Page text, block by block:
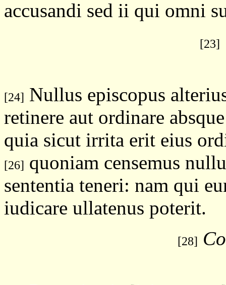
accusandi sed ii qui omni
[23]
[24] Nullus episcopus
retinere aut ordinare
quia sicut irrita erit eius
[26] quoniam censemus
sententia teneri: nam qui
iudicare ullatenus poterit.
[28]